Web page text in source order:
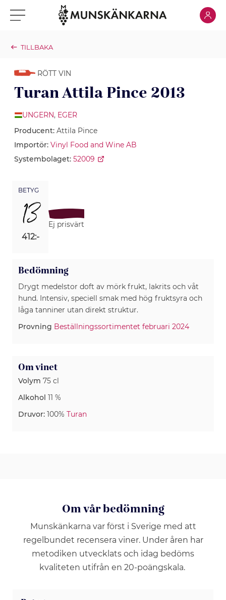
Klicka för meny Klicka
TILLBAKA
RÖTT VIN
Turan Attila Pince 2013
UNGERN, EGER
Producent: Attila Pince
Importör: Vinyl Food and Wine AB
Systembolaget: 52009
BETYG
13
412:-
Ej prisvärt
Bedömning
Drygt medelstor doft av mörk frukt, lakrits och våt
hund. Intensiv, speciell smak med hög fruktsyra och
låga tanniner utan direkt struktur.
Provning Beställningssortimentet februari 2024
Om vinet
Volym 75 cl
Alkohol 11 %
Druvor: 100% Turan
Om vår bedömning
Munskänkarna var först i Sverige med att
regelbundet recensera viner. Under åren har
metodiken utvecklats och idag bedöms
kvaliteten utifrån en 20-poängskala.